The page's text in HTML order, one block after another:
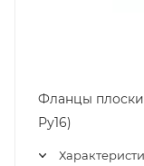
Фланцы
Ру16)